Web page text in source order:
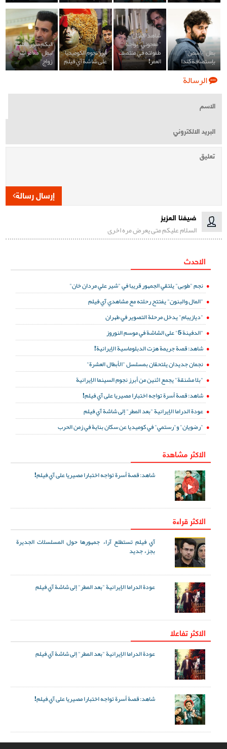
بطل "ياسمن"
بإستضافة كندا
شاهد: الفنان
"معجوني" يواجه
طفولته في منتصف
العمر!
أبرز نجوم الكوميديا
على شاشة آي فيلم
اليكم صور عائلية
لبطل "مغامرات
زواج"
الرسالة
إرسال رسالة
ضيفنا العزيز
السلام عليكم متى يعرض مره اخرى
الاحدث
نجم "طوبى" يلتقي الجمهور قريبا في "شير علي مردان خان"
"المال والبنون" يفتتح رحلته مع مشاهدي آي فيلم
"ديازيبام" يدخل مرحلة التصوير في طهران
"الدفينة 5" على الشاشة في موسم النوروز
شاهد: قصة جريمة هزت الدبلوماسية الإيرانية!
نجمان جديدان يلتحقان بمسلسل "الأبطال العشرة"
"بلا مشنقة" يجمع اثنين من أبرز نجوم السينما الإيرانية
شاهد: قصة أسرة تواجه اختبارا مصيريا على آي فيلم!
عودة الدراما الإيرانية "بعد المطر" إلى شاشة آي فيلم
"رضويان" و"رستمي" في كوميديا عن سكان بناية في زمن الحرب
الاكثر مشاهدة
شاهد: قصة أسرة تواجه اختبارا مصيريا على آي فيلم!
الاكثر قراءة
آي فيلم تستطلع آراء جمهورها حول المسلسلات الجديرة
بجزء جديد
عودة الدراما الإيرانية "بعد المطر" إلى شاشة آي فيلم
الاکثر تفاعلا
عودة الدراما الإيرانية "بعد المطر" إلى شاشة آي فيلم
شاهد: قصة أسرة تواجه اختبارا مصيريا على آي فيلم!